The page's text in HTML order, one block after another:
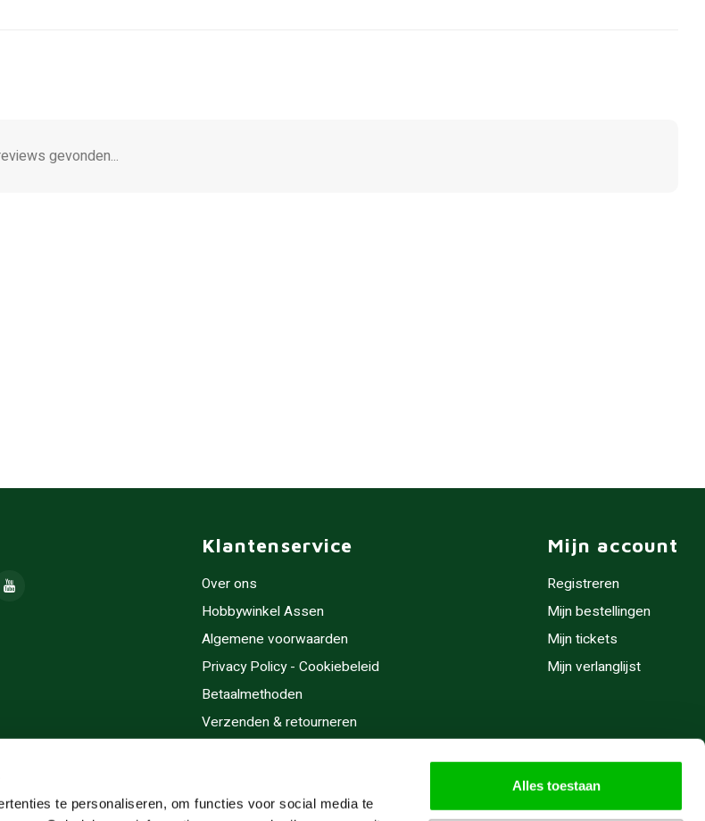
te personaliseren, om functies voor social media te
Alles toestaan
gevonden...
Klantenservice
Over ons
Hobbywinkel Assen
Algemene voorwaarden
Privacy Policy - Cookiebeleid
Betaalmethoden
Verzenden & retourneren
Cadeaubonnen
Mijn account
Registreren
Mijn bestellingen
Mijn tickets
Mijn verlanglijst